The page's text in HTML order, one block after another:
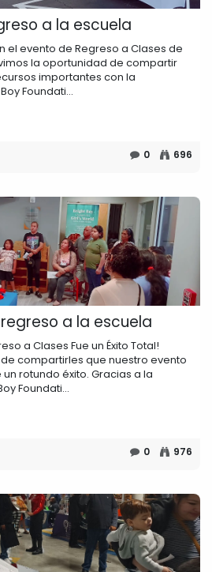
a la escuela
el evento de Regreso a Clases de
la oportunidad de compartir
importantes con la
Foundati...
0 696
a la escuela
a Clases Fue un Éxito Total!
compartirles que nuestro evento
rotundo éxito. Gracias a la
Foundati...
0 976